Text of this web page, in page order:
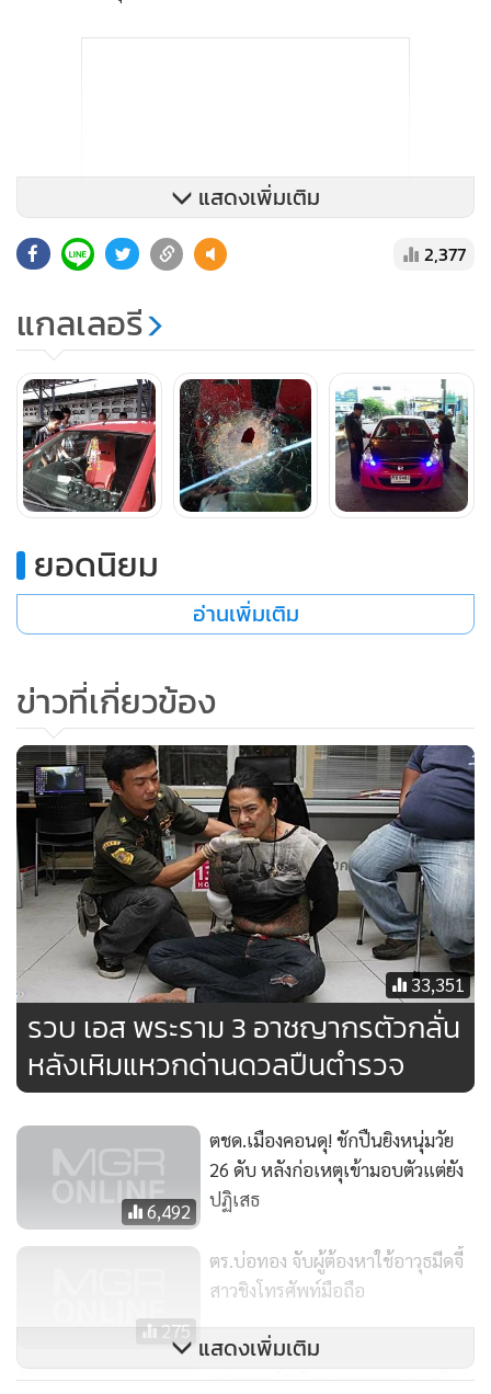
นายเกรียงศักดิ์ให้การต่อว่า จากนั้นคนร้ายก็เร่งเครื่องหลบหนีไป
ส่วน นายฐาปกรณ์ ผู้ตายนั้นไม่ได้ไปเที่ยวด้วยกัน แต่ถือเป็น
ผู้ใหญ่ในกลุ่ม เพิ่งขับจักรยานยนต์ออกจากบ้านพักมาถึงจุดเกิด
เหตุเพื่อจะมาสอบถามเหตุการณ์และเคลียร์เรื่องสามีภรรยาที่มี
ปัญหายืนทะเลาะกันก่อนหน้านี้ แต่ปรากฏว่านายฐาปกรณ์กลับ
มีปากเสียงกับนายมิกซ์ (ไม่ทราบชื่อและนามสกุล) เพื่อนอีก
คนจนเกิดเรื่องชกต่อยกันขึ้น โดยนายมิกซ์ ชักอาวุธปืนลูกโม่
ออกมายิงนายฐาปกรณ์เข้าที่ศีรษะด้านหลัง 1 นัด ก่อนจะหลบ
หนีไป
ด้าน พ.ต.อ.มานพกล่าวว่า จากการสอบสวนเบื้องต้นทราบว่า
ก่อนหน้านี้มีคู่รักในกลุ่มทะเลาะเบาะแว้งกันหลังกลับจากเที่ยว
ผับ ฝ่ายหญิงตัดสินใจขึ้นรถแท็กซี่หลบหนีฝ่ายชาย ส่วนฝ่ายชาย
ก็ขับรถปิกอัพตามมาปาดหน้ารถแท็กซี่เรียกให้ฝ่ายหญิงลงจาก
รถ ระหว่างที่ทั้งคู่กำลังมีปากเสียงกันอยู่นั้นเพื่อนๆ ในกลุ่มที่ออก
มาจากผับด้วยกันก็จอดรถแวะห้ามปราม กระทั่งมีผู้โทรศัพท์
เรียกนายฐาปกรณ์ออกจากบ้านพักมาเคลียร์ปัญหา แต่กลับมี
การพูดจาไม่เข้าหูทำให้นายฐาปกรณ์มีเรื่องชกต่อยกับนายมิกซ์
เพื่อนในกลุ่มอีกต่อหนึ่งจนนายฐาปกรณ์โดนนายมิกซ์ยิงเสียชีวิต
ขณะนี้ทราบแล้วว่านายมิกซ์หลบหนีไปไหน กำลังประสานให้
ญาติพาเข้ามอบตัว ถ้าหากไม่มาก็จะออกหมายจับติดตามตัวมา
แสดงเพิ่มเติม
2,377
แกลเลอรี
ยอดนิยม
อ่านเพิ่มเติม
ข่าวที่เกี่ยวข้อง
33,351
รวบ เอส พระราม 3 อาชญากรตัวกลั่น
หลังเหิมแหวกด่านดวลปืนตำรวจ
6,492
ตชด.เมืองคอนดุ! ชักปืนยิงหนุ่มวัย
26 ดับ หลังก่อเหตุเข้ามอบตัวแต่ยัง
ปฏิเสธ
275
ตร.บ่อทอง จับผู้ต้องหาใช้อาวุธมีดจี้
สาวชิงโทรศัพท์มือถือ
“ประยุทธ์” รับมอบบทเพลง “เจ้า
แสดงเพิ่มเติม